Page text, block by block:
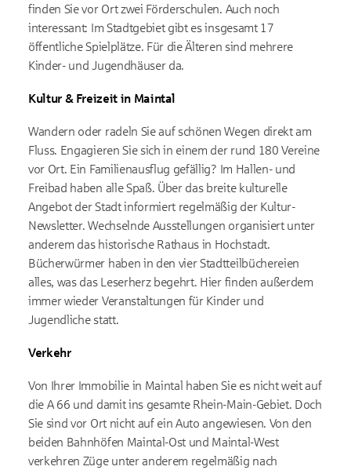
finden Sie vor Ort zwei Förderschulen. Auch noch
interessant: Im Stadtgebiet gibt es insgesamt 17
öffentliche Spielplätze. Für die Älteren sind mehrere
Kinder- und Jugendhäuser da.
Kultur & Freizeit in Maintal
Wandern oder radeln Sie auf schönen Wegen direkt am
Fluss. Engagieren Sie sich in einem der rund 180 Vereine
vor Ort. Ein Familienausflug gefällig? Im Hallen- und
Freibad haben alle Spaß. Über das breite kulturelle
Angebot der Stadt informiert regelmäßig der Kultur-
Newsletter. Wechselnde Ausstellungen organisiert unter
anderem das historische Rathaus in Hochstadt.
Bücherwürmer haben in den vier Stadtteilbüchereien
alles, was das Leserherz begehrt. Hier finden außerdem
immer wieder Veranstaltungen für Kinder und
Jugendliche statt.
Verkehr
Von Ihrer Immobilie in Maintal haben Sie es nicht weit auf
die A 66 und damit ins gesamte Rhein-Main-Gebiet. Doch
Sie sind vor Ort nicht auf ein Auto angewiesen. Von den
beiden Bahnhöfen Maintal-Ost und Maintal-West
verkehren Züge unter anderem regelmäßig nach